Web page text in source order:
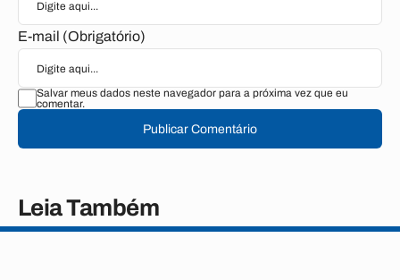
E-mail (Obrigatório)
Salvar meus dados neste navegador para a próxima vez que eu
comentar.
Publicar Comentário
Leia Também